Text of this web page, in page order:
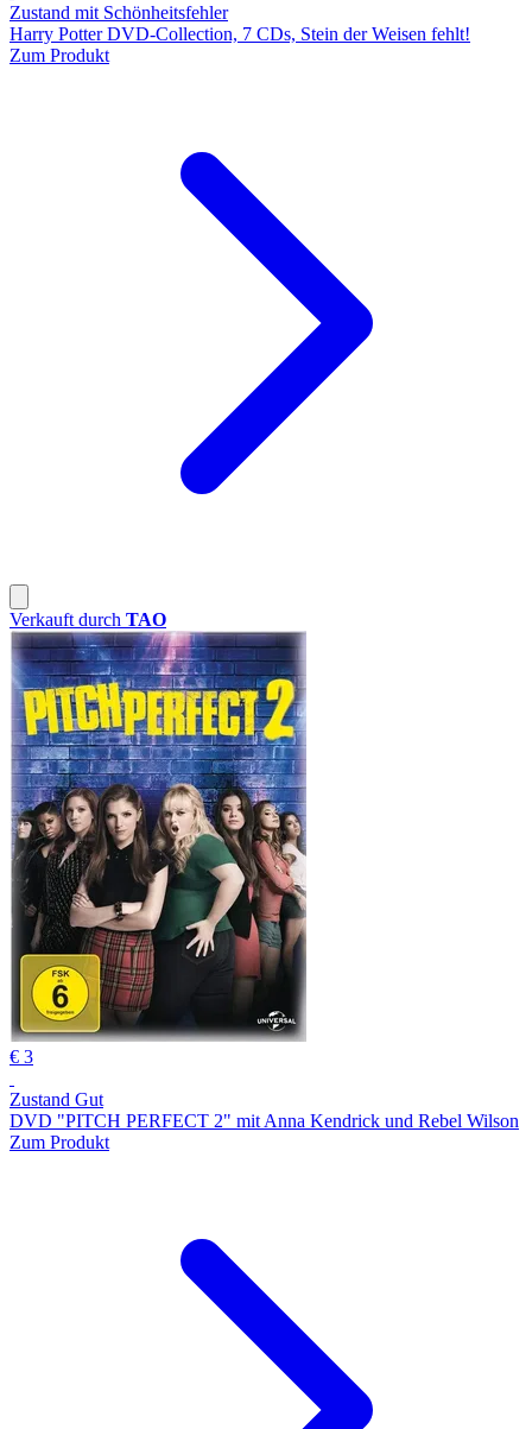
Zustand mit Schönheitsfehler
Harry Potter DVD-Collection, 7 CDs, Stein der Weisen fehlt!
Zum Produkt
Verkauft durch TAO
€ 3
Zustand Gut
DVD "PITCH PERFECT 2" mit Anna Kendrick und Rebel Wilson
Zum Produkt